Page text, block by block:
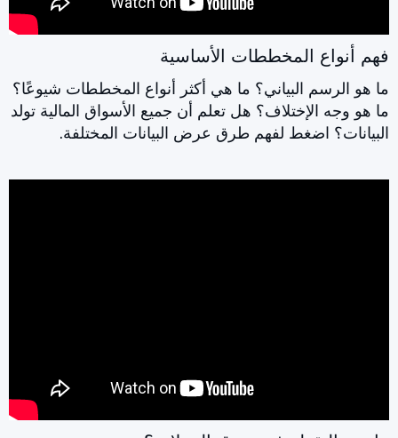
فهم أنواع المخططات الأساسية
ما هو الرسم البياني؟ ما هي أكثر أنواع المخططات شيوعًا؟
ما هو وجه الإختلاف؟ هل تعلم أن جميع الأسواق المالية تولد
البيانات؟ اضغط لفهم طرق عرض البيانات المختلفة.